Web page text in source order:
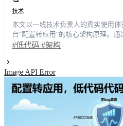
技术
本文以一线技术负责人的真实使用
台“配置转应用”的核心架构原理。
动编译三大关键环节，揭示传统开发
性的技术决策者，还是渴望提升交付
得清晰的选型思路与落地路径，轻
#低代码 #架构
Image API Error